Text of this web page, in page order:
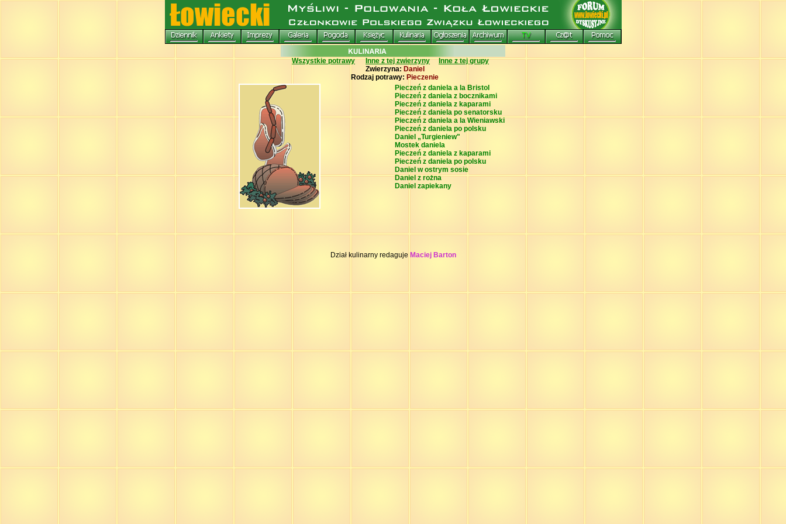
Wszystkie potrawy Inne z tej zwierzyny
Inne z tej grupy
Zwierzyna: Daniel
Rodzaj potrawy: Pieczenie
Pieczeń z daniela a la Bristol
Pieczeń z daniela z bocznikami
Pieczeń z daniela z kaparami
Pieczeń z daniela po senatorsku
Pieczeń z daniela a la Wieniawski
Pieczeń z daniela po polsku
Daniel „Turgieniew"
Mostek daniela
Pieczeń z daniela z kaparami
Pieczeń z daniela po polsku
Daniel w ostrym sosie
Daniel z rożna
Daniel zapiekany
Dział kulinarny redaguje Maciej Barton